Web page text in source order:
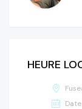
HEURE
Date